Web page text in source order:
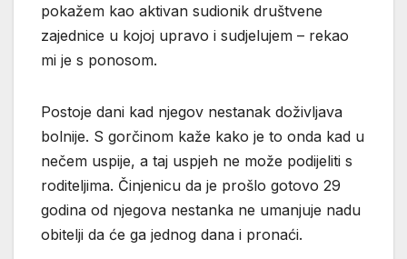
pokažem kao aktivan sudionik društvene
zajednice u kojoj upravo i sudjelujem – rekao
mi je s ponosom.
Postoje dani kad njegov nestanak doživljava
bolnije. S gorčinom kaže kako je to onda kad u
nečem uspije, a taj uspjeh ne može podijeliti s
roditeljima. Činjenicu da je prošlo gotovo 29
godina od njegova nestanka ne umanjuje nadu
obitelji da će ga jednog dana i pronaći.